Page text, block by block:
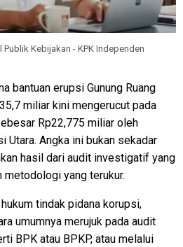
Kebijakan - KPK Independen
bantuan erupsi Gunung Ruang
miliar kini mengerucut pada
Rp22,775 miliar oleh
Utara. Angka ini bukan sekadar
hasil dari audit investigatif yang
yang terukur.
tindak pidana korupsi,
umumnya merujuk pada audit
BPK atau BPKP, atau melalui